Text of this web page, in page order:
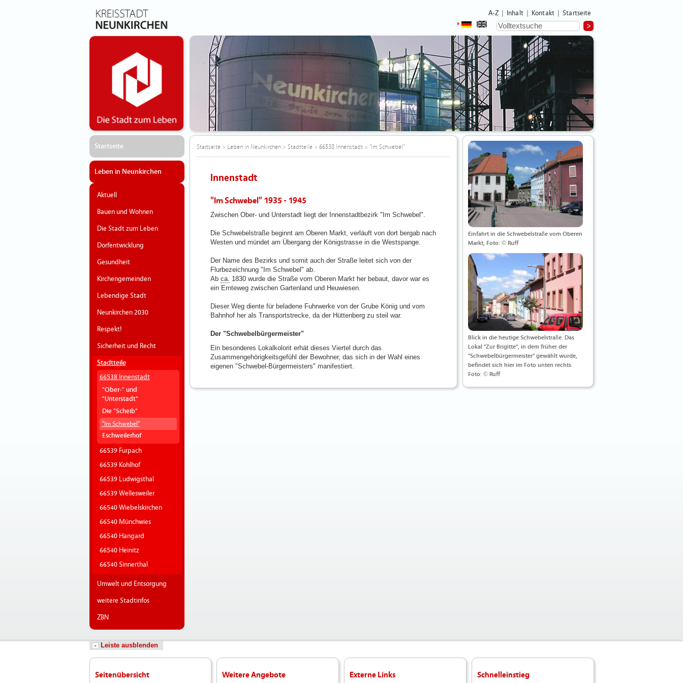
A-Z Inhalt Kontakt Startseite
Startseite
Leben in Neunkirchen
Aktuell
Bauen und Wohnen
Die Stadt zum Leben
Dorfentwicklung
Gesundheit
Kirchengemeinden
Lebendige Stadt
Neunkirchen 2030
Respekt!
Sicherheit und Recht
Stadtteile
66538 Innenstadt
"Ober-" und
"Unterstadt"
Die "Scheib"
"Im Schwebel"
Eschweilerhof
66539 Furpach
66539 Kohlhof
66539 Ludwigsthal
66539 Wellesweiler
66540 Wiebelskirchen
66540 Münchwies
66540 Hangard
66540 Heinitz
66540 Sinnerthal
Umwelt und Entsorgung
weitere Stadtinfos
ZBN
Startseite> Leben in Neunkirchen> Stadtteile> 66538 Innenstadt> "Im Schwebel"
Innenstadt
"Im Schwebel" 1935 - 1945
Zwischen Ober- und Unterstadt liegt der Innenstadtbezirk "Im Schwebel".
Die Schwebelstraße beginnt am Oberen Markt, verläuft von dort bergab nach
Westen und mündet am Übergang der Königstrasse in die Westspange.
Der Name des Bezirks und somit auch der Straße leitet sich von der
Flurbezeichnung "Im Schwebel" ab.
Ab ca. 1830 wurde die Straße vom Oberen Markt her bebaut, davor war es
ein Ernteweg zwischen Gartenland und Heuwiesen.
Dieser Weg diente für beladene Fuhrwerke von der Grube König und vom
Bahnhof her als Transportstrecke, da der Hüttenberg zu steil war.
Der "Schwebelbürgermeister"
Ein besonderes Lokalkolorit erhät dieses Viertel durch das
Zusammengehörigkeitsgefühl der Bewohner, das sich in der Wahl eines
eigenen "Schwebel-Bürgermeisters" manifestiert.
Einfahrt in die Schwebelstraße vom Oberen
Markt, Foto: © Ruff
Blick in die heutige Schwebelstraße. Das
Lokal "Zur Brigitte", in dem früher der
"Schwebelbürgermeister" gewählt wurde,
befindet sich hier im Foto unten rechts.
Foto: © Ruff
Leiste ausblenden
Seitenübersicht Weitere Angebote Externe Links Schnelleinstieg